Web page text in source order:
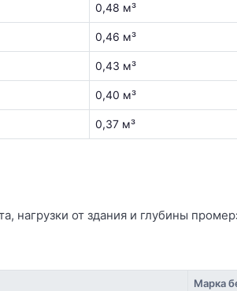
0,48 м³
0,46 м³
0,43 м³
0,40 м³
0,37 м³
нагрузки от здания и глубины
Марка